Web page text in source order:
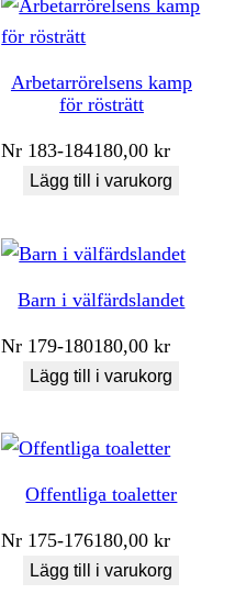
Arbetarrörelsens kamp
för rösträtt
Nr 183-184180,00kr
Lägg till i varukorg
Barn i välfärdslandet
Nr 179-180180,00kr
Lägg till i varukorg
Offentliga toaletter
Nr 175-176180,00kr
Lägg till i varukorg